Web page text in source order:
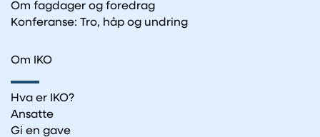
Om fagdager og foredrag
Konferanse: Tro, håp og undring
Om IKO
Hva er IKO?
Ansatte
Gi en gave